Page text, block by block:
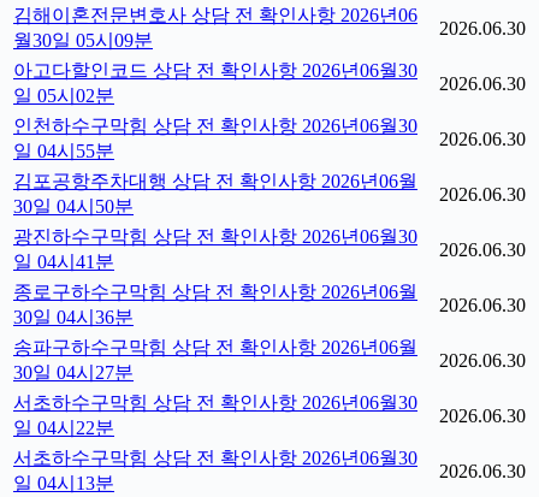
김해이혼전문변호사 상담 전 확인사항 2026년06
월30일 05시09분
2026.06.30
아고다할인코드 상담 전 확인사항 2026년06월30
일 05시02분
2026.06.30
인천하수구막힘 상담 전 확인사항 2026년06월30
일 04시55분
2026.06.30
김포공항주차대행 상담 전 확인사항 2026년06월
30일 04시50분
2026.06.30
광진하수구막힘 상담 전 확인사항 2026년06월30
일 04시41분
2026.06.30
종로구하수구막힘 상담 전 확인사항 2026년06월
30일 04시36분
2026.06.30
송파구하수구막힘 상담 전 확인사항 2026년06월
30일 04시27분
2026.06.30
서초하수구막힘 상담 전 확인사항 2026년06월30
일 04시22분
2026.06.30
서초하수구막힘 상담 전 확인사항 2026년06월30
일 04시13분
2026.06.30